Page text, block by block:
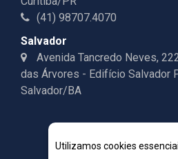
(41) 98707.4070
Salvador
Avenida Tancredo Neves,
das Árvores - Edifício Salvador
Salvador/BA
Utilizamos cookies